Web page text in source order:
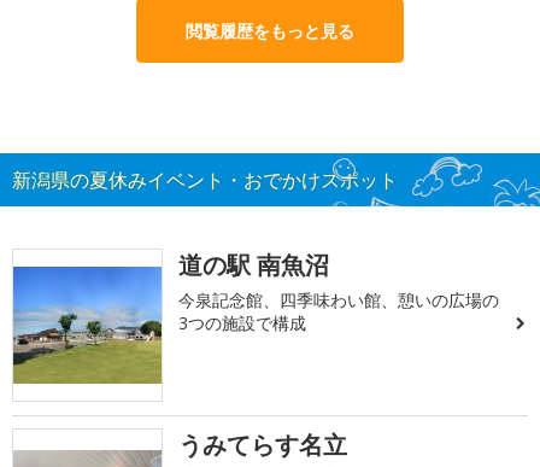
閲覧履歴をもっと見る
新潟県の夏休みイベント・おでかけスポット
道の駅 南魚沼
今泉記念館、四季味わい館、憩いの広場の
3つの施設で構成
うみてらす名立